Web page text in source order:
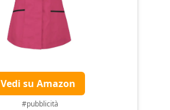
Vedi su Amazon
#pubblicità